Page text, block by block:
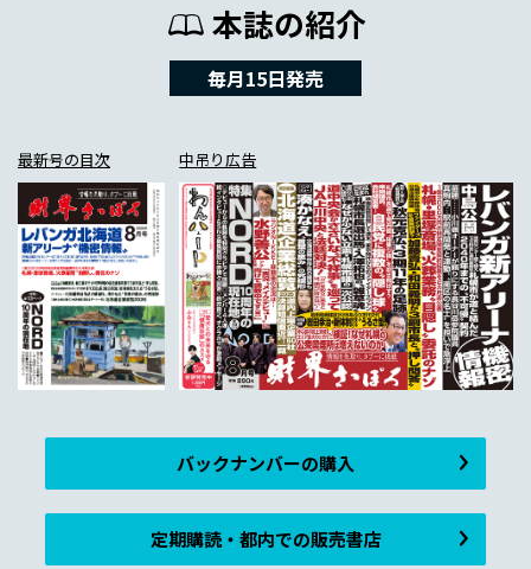
本誌の紹介
毎月15日発売
最新号の目次 中吊り広告
バックナンバーの購入
定期購読・都内での販売書店